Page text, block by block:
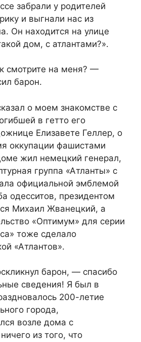
забрали у родителей
и выгнали нас из
Он находится на улице
дом, с атлантами?».
смотрите на меня? —
барон.
о моем знакомстве с
в гетто его
Елизавете Геллер, о
оккупации фашистами
жил немецкий генерал,
группа «Атланты» с
официальной эмблемой
одесситов, президентом
Михаил Жванецкий, а
«Оптимум» для серии
тоже сделало
«Атлантов».
барон, — спасибо
сведения! Я был в
200-летие
города,
возле дома с
из того, что